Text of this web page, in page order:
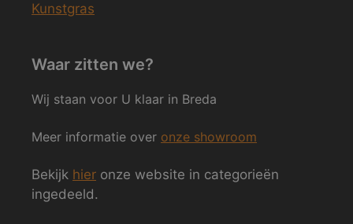
Kunstgras
Waar zitten we?
Wij staan voor U klaar in Breda
Meer informatie over onze showroom
Bekijk hier onze website in categorieën
ingedeeld.